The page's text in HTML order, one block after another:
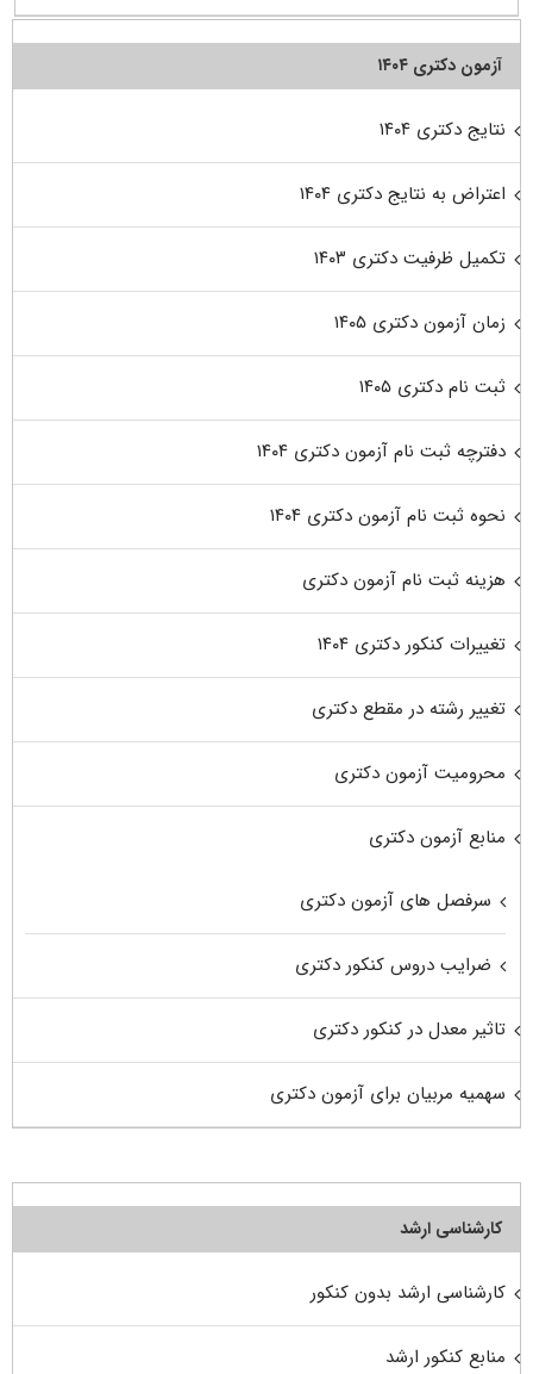
آزمون دکتری ۱۴۰۴
نتایج دکتری ۱۴۰۴
اعتراض به نتایج دکتری ۱۴۰۴
تکمیل ظرفیت دکتری ۱۴۰۳
زمان آزمون دکتری ۱۴۰۵
ثبت نام دکتری ۱۴۰۵
دفترچه ثبت نام آزمون دکتری ۱۴۰۴
نحوه ثبت نام آزمون دکتری ۱۴۰۴
هزینه ثبت نام آزمون دکتری
تغییرات کنکور دکتری ۱۴۰۴
تغییر رشته در مقطع دکتری
محرومیت آزمون دکتری
منابع آزمون دکتری
سرفصل های آزمون دکتری
ضرایب دروس کنکور دکتری
تاثیر معدل در کنکور دکتری
سهمیه مربیان برای آزمون دکتری
کارشناسی ارشد
کارشناسی ارشد بدون کنکور
منابع کنکور ارشد